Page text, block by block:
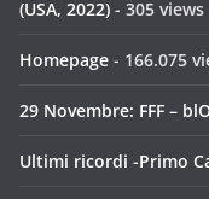
(USA, 2022) - 305 views
Homepage - 166.075
29 Novembre: FFF –
Ultimi ricordi -Primo